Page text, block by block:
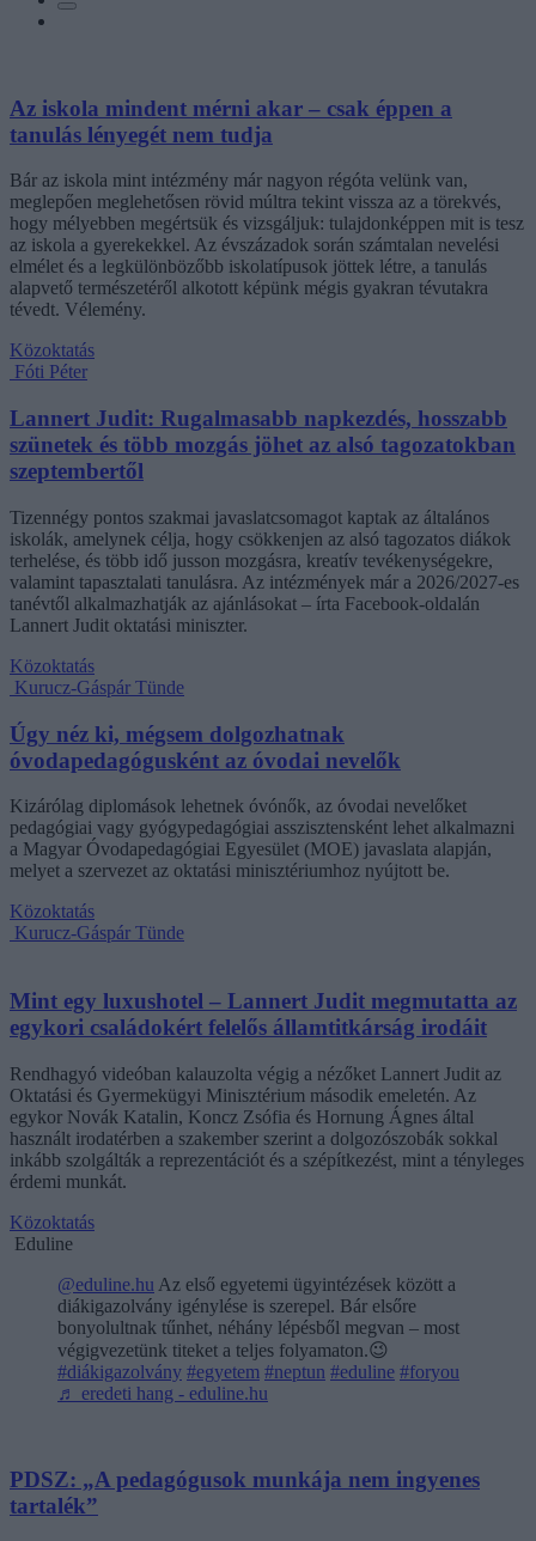
Az iskola mindent mérni akar – csak éppen a
tanulás lényegét nem tudja
Bár az iskola mint intézmény már nagyon régóta velünk van,
meglepően meglehetősen rövid múltra tekint vissza az a törekvés,
hogy mélyebben megértsük és vizsgáljuk: tulajdonképpen mit is tesz
az iskola a gyerekekkel. Az évszázadok során számtalan nevelési
elmélet és a legkülönbözőbb iskolatípusok jöttek létre, a tanulás
alapvető természetéről alkotott képünk mégis gyakran tévutakra
tévedt. Vélemény.
Közoktatás
Fóti Péter
Lannert Judit: Rugalmasabb napkezdés, hosszabb
szünetek és több mozgás jöhet az alsó tagozatokban
szeptembertől
Tizennégy pontos szakmai javaslatcsomagot kaptak az általános
iskolák, amelynek célja, hogy csökkenjen az alsó tagozatos diákok
terhelése, és több idő jusson mozgásra, kreatív tevékenységekre,
valamint tapasztalati tanulásra. Az intézmények már a 2026/2027-es
tanévtől alkalmazhatják az ajánlásokat – írta Facebook-oldalán
Lannert Judit oktatási miniszter.
Közoktatás
Kurucz-Gáspár Tünde
Úgy néz ki, mégsem dolgozhatnak
óvodapedagógusként az óvodai nevelők
Kizárólag diplomások lehetnek óvónők, az óvodai nevelőket
pedagógiai vagy gyógypedagógiai asszisztensként lehet alkalmazni
a Magyar Óvodapedagógiai Egyesület (MOE) javaslata alapján,
melyet a szervezet az oktatási minisztériumhoz nyújtott be.
Közoktatás
Kurucz-Gáspár Tünde
Mint egy luxushotel – Lannert Judit megmutatta az
egykori családokért felelős államtitkárság irodáit
Rendhagyó videóban kalauzolta végig a nézőket Lannert Judit az
Oktatási és Gyermekügyi Minisztérium második emeletén. Az
egykor Novák Katalin, Koncz Zsófia és Hornung Ágnes által
használt irodatérben a szakember szerint a dolgozószobák sokkal
inkább szolgálták a reprezentációt és a szépítkezést, mint a tényleges
érdemi munkát.
Közoktatás
Eduline
@eduline.hu Az első egyetemi ügyintézések között a
diákigazolvány igénylése is szerepel. Bár elsőre
bonyolultnak tűnhet, néhány lépésből megvan – most
végigvezetünk titeket a teljes folyamaton.😉
#diákigazolvány #egyetem #neptun #eduline #foryou
♬ eredeti hang - eduline.hu
PDSZ: „A pedagógusok munkája nem ingyenes
tartalék”